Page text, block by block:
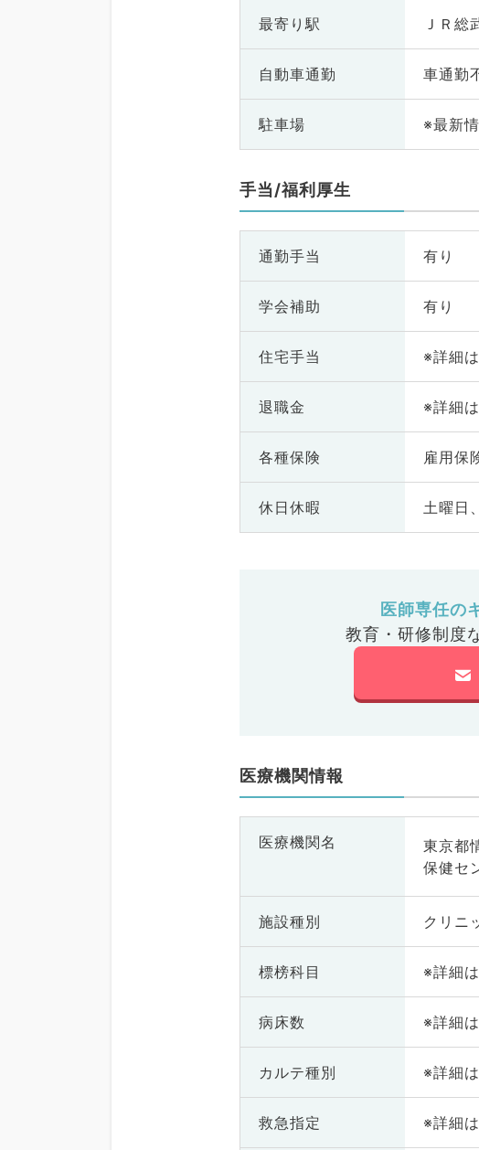
最寄り駅 ＪＲ
自動車通勤 車通勤
駐車場 ※最新
手当/福利厚生
通勤手当 有り
学会補助 有り
住宅手当 ※詳細
退職金 ※詳細
各種保険 雇用保
休日休暇 土曜日
医師専任の
教育・研修制度
医療機関情報
医療機関名
東京都
保健セ
施設種別 クリニ
標榜科目 ※詳細
病床数 ※詳細
カルテ種別 ※詳細
救急指定 ※詳細